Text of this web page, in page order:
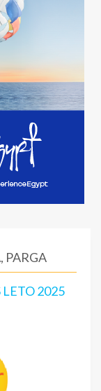
PARGA
LETO 2025